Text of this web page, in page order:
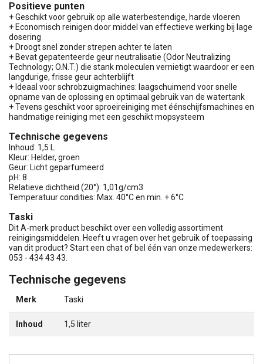
Positieve punten
+ Geschikt voor gebruik op alle waterbestendige, harde vloeren
+ Economisch reinigen door middel van effectieve werking bij lage
dosering
+ Droogt snel zonder strepen achter te laten
+ Bevat gepatenteerde geur neutralisatie (Odor Neutralizing
Technology; O.N.T.) die stank moleculen vernietigt waardoor er een
langdurige, frisse geur achterblijft
+ Ideaal voor schrobzuigmachines: laagschuimend voor snelle
opname van de oplossing en optimaal gebruik van de watertank
+ Tevens geschikt voor sproeireiniging met éénschijfsmachines en
handmatige reiniging met een geschikt mopsysteem
Technische gegevens
Inhoud: 1,5 L
Kleur: Helder, groen
Geur: Licht geparfumeerd
pH: 8
Relatieve dichtheid (20°): 1,01g/cm3
Temperatuur condities: Max. 40°C en min. + 6°C
Taski
Dit A-merk product beschikt over een volledig assortiment
reinigingsmiddelen. Heeft u vragen over het gebruik of toepassing
van dit product? Start een chat of bel één van onze medewerkers:
053 - 434 43 43.
Technische gegevens
Merk Taski
Inhoud 1,5 liter